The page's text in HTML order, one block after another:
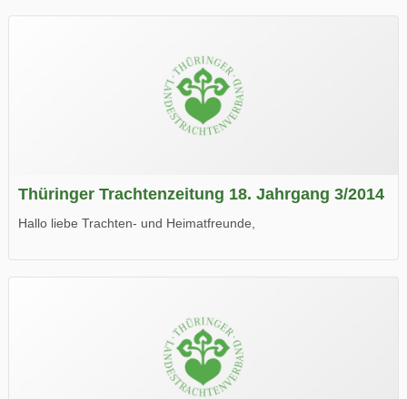
Thüringer Trachtenzeitung 18. Jahrgang 3/2014
Hallo liebe Trachten- und Heimatfreunde,
Wir wünschen Euch viel Spaß beim Lesen.